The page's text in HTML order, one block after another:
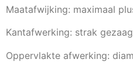
Maatafwijking: maximaal
Kantafwerking: strak
Oppervlakte afwerking: